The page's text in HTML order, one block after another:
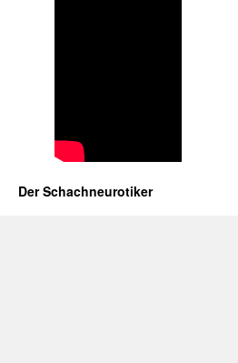
Der Schachneurotiker